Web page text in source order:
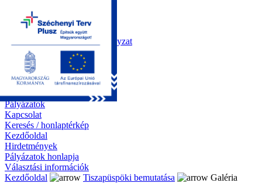
Kezdőoldal
Önkormányzat
Polgármesteri Hivatal
Roma Nemzetiségi Önkormányzat
Elektronikus ügyintézés
Közérdekű információk
Tiszapüspöki bemutatása
Galéria
Díjazottaink
Pályázatok
Kapcsolat
Keresés / honlaptérkép
Kezdőoldal
Hirdetmények
Pályázatok honlapja
Választási információk
Kezdőoldal
Tiszapüspöki bemutatása
Galéria